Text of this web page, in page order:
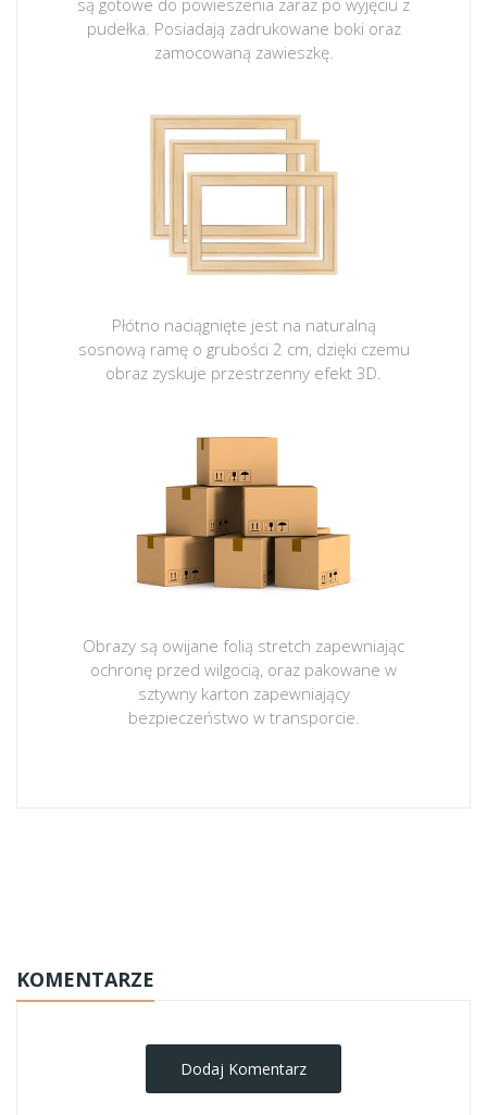
pudełka. Posiadają zadrukowane boki oraz
zamocowaną zawieszkę.
Płótno naciągnięte jest na naturalną
sosnową ramę o grubości 2 cm, dzięki czemu
obraz zyskuje przestrzenny efekt 3D.
Obrazy są owijane folią stretch zapewniając
ochronę przed wilgocią, oraz pakowane w
sztywny karton zapewniający
bezpieczeństwo w transporcie.
KOMENTARZE
Dodaj Komentarz